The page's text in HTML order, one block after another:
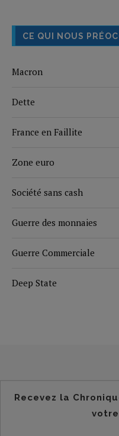
CE QUI NOUS
Macron
Dette
France en Faillite
Zone euro
Société sans cash
Guerre des monnaies
Guerre Commerciale
Deep State
Recevez la